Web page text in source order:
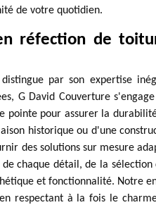
de votre quotidien.
réfection de
par son expertise
G David Couverture
pointe pour assurer la
historique ou d'une
des solutions sur mesure
chaque détail, de la
et fonctionnalité. Notre
respectant à la fois le